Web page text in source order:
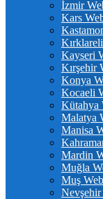
İzmir
Kars
Kayseri
Kırşehir
Konya
Kocaeli
Kütahya
Malatya
Manisa
Mardin
Muğla
Muş
Nevşehir